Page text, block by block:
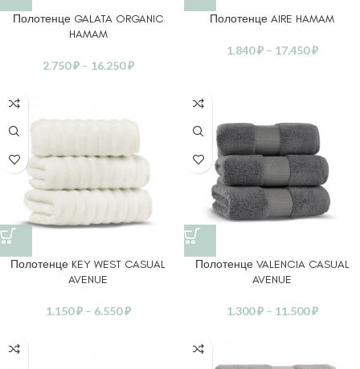
Полотенце GALATA ORGANIC
HAMAM
2.750₽ – 16.250₽
Полотенце AIRE HAMAM
1.840₽ – 17.450₽
Полотенце KEY WEST CASUAL
AVENUE
1.150₽ – 6.550₽
Полотенце VALENCIA CASUAL
AVENUE
1.300₽ – 11.500₽